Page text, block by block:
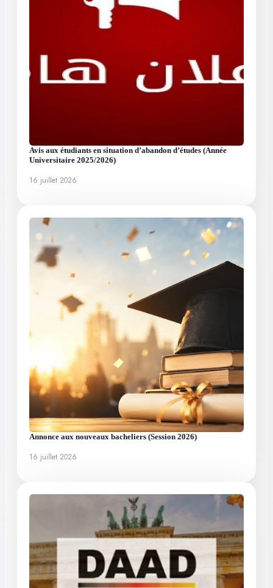
Avis aux étudiants en situation d’abandon d’études (Année
Universitaire 2025/2026)
16 juillet 2026
Annonce aux nouveaux bacheliers (Session 2026)
16 juillet 2026